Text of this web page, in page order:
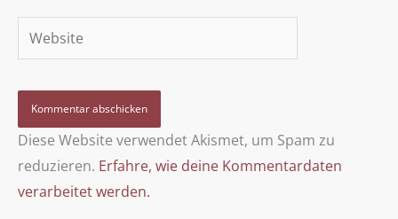
Adresse*
Website
Diese Website verwendet Akismet, um Spam zu
reduzieren. Erfahre, wie deine Kommentardaten
verarbeitet werden.